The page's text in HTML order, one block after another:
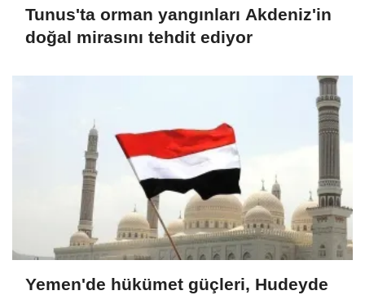
Tunus'ta orman yangınları Akdeniz'in
doğal mirasını tehdit ediyor
Yemen'de hükümet güçleri, Hudeyde